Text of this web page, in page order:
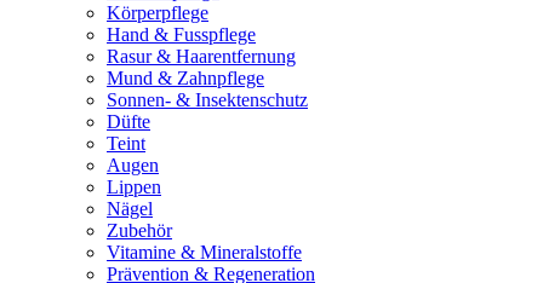
Körperpflege
Hand & Fusspflege
Rasur & Haarentfernung
Mund & Zahnpflege
Sonnen- & Insektenschutz
Düfte
Teint
Augen
Lippen
Nägel
Zubehör
Vitamine & Mineralstoffe
Prävention & Regeneration